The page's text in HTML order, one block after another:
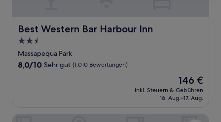
Best Western Bar Harbour Inn
Best Western Bar Harbour Inn
2.5-
Sterne-
Unterkunft
Massapequa Park
8.0
Bewertungen)
8,0/10 Sehr gut (1.010 Bewertungen)
Der
Preis
beträgt
146 €
inkl. Steuern & Gebühren
16. Aug.–17. Aug.